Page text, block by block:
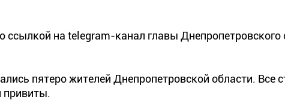
на telegram-канал главы Днепропетровского
пятеро жителей Днепропетровской области. Все
привиты.